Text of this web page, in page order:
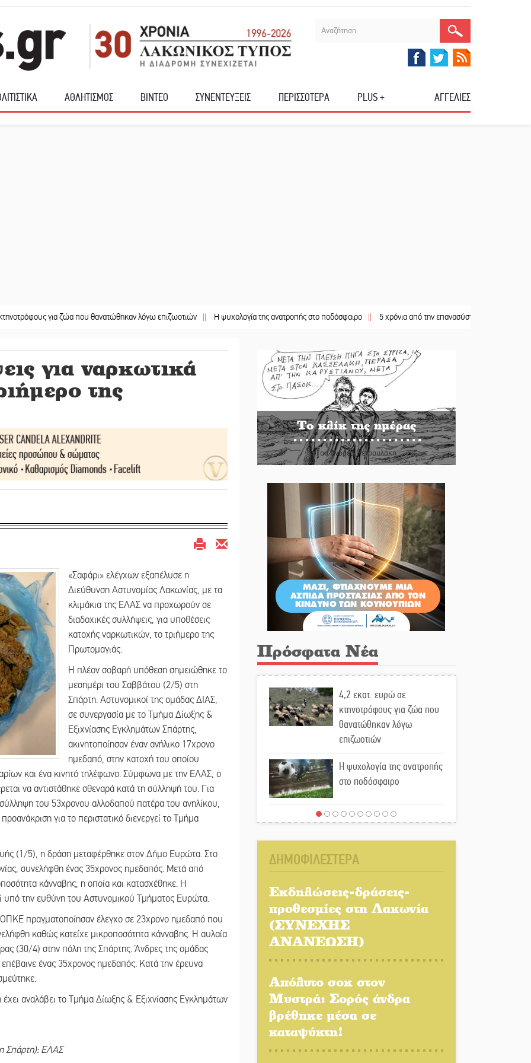
ΑΘΛΗΤΙΣΜΟΣ ΒΙΝΤΕΟ ΣΥΝΕΝΤΕΥΞΕΙΣ ΠΕΡΙΣΣΟΤΕΡΑ PLUS + ΑΓΓΕΛΙΕΣ
για ζώα που θανατώθηκαν λόγω επιζωοτιών || Η ψυχολογία της ανατροπής στο ποδόσφαιρο || 5 χρόνια από την επανασύσταση της ΙΜ Παναγίας
για ναρκωτικά
της
«Σαφάρι» ελέγχων εξαπέλυσε η
Διεύθυνση Αστυνομίας Λακωνίας, με τα
κλιμάκια της ΕΛΑΣ να προχωρούν σε
διαδοχικές συλλήψεις, για υποθέσεις
κατοχής ναρκωτικών, το τριήμερο της
Πρωτομαγιάς.
Η πλέον σοβαρή υπόθεση σημειώθηκε το
μεσημέρι του Σαββάτου (2/5) στη
Σπάρτη. Αστυνομικοί της ομάδας ΔΙΑΣ,
σε συνεργασία με το Τμήμα Δίωξης &
Εξιχνίασης Εγκλημάτων Σπάρτης,
ακινητοποίησαν έναν ανήλικο 17χρονο
ημεδαπό, στην κατοχή του οποίου
και ένα κινητό τηλέφωνο. Σύμφωνα με την ΕΛΑΣ, ο
να αντιστάθηκε σθεναρά κατά τη σύλληψή του. Για
του 53χρονου αλλοδαπού πατέρα του ανηλίκου,
για το περιστατικό διενεργεί το Τμήμα
(1/5), η δράση μεταφέρθηκε στον Δήμο Ευρώτα. Στο
συνελήφθη ένας 35χρονος ημεδαπός. Μετά από
κάνναβης, η οποία και κατασχέθηκε. Η
υπό την ευθύνη του Αστυνομικού Τμήματος Ευρώτα.
πραγματοποίησαν έλεγχο σε 23χρονο ημεδαπό που
καθώς κατείχε μικροποσότητα κάνναβης. Η αυλαία
(30/4) στην πόλη της Σπάρτης. Άνδρες της ομάδας
ένας 35χρονος ημεδαπός. Κατά την έρευνα
έχει αναλάβει το Τμήμα Δίωξης & Εξιχνίασης Εγκλημάτων
Σπάρτη): ΕΛΑΣ
Το κλίκ της ημέρας
Του Ανδρέα Πετρουλάκη
Πρόσφατα Νέα
4,2 εκατ. ευρώ σε
κτηνοτρόφους για ζώα που
θανατώθηκαν λόγω
επιζωοτιών
Η ψυχολογία της ανατροπής
στο ποδόσφαιρο
Ένα «ταξίδι» τέχνης και
Τα Λαγκάδια κρατούν
πέτρας
Στους ρυθμούς της
Ελεωνόρας Ζουγανέλη το
Πλούσιο πολιτιστικό
πρόγραμμα δίνει «χρώμα»
στον Αύγουστο του Λαχίου
Χασισοφυτεία στην
Παλαιοπαναγιά ξεσκέπασε η
ΔΗΜΟΦΙΛΕΣΤΕΡΑ
Εκδηλώσεις-δράσεις-
προθεσμίες στη Λακωνία
(ΣΥΝΕΧΗΣ
ΑΝΑΝΕΩΣΗ)
Απόλυτο σοκ στον
Μυστρά: Σορός άνδρα
βρέθηκε μέσα σε
καταψύκτη!